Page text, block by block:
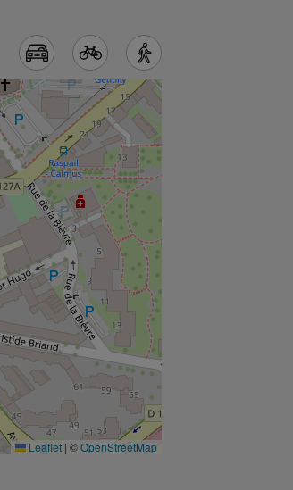
Leaflet | ©OpenStreetMap